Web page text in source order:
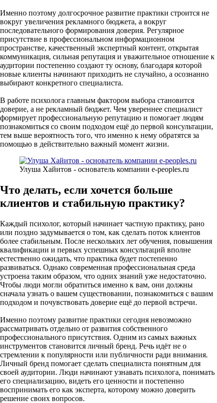
Именно поэтому долгосрочное развитие практики строится не
вокруг увеличения рекламного бюджета, а вокруг
последовательного формирования доверия. Регулярное
присутствие в профессиональном информационном
пространстве, качественный экспертный контент, открытая
коммуникация, сильная репутация и уважительное отношение к
аудитории постепенно создают ту основу, благодаря которой
новые клиенты начинают приходить не случайно, а осознанно
выбирают конкретного специалиста.
В работе психолога главным фактором выбора становится
доверие, а не рекламный бюджет. Чем увереннее специалист
формирует профессиональную репутацию и помогает людям
познакомиться со своим подходом ещё до первой консультации,
тем выше вероятность того, что именно к нему обратятся за
помощью в действительно важный момент жизни.
Улуша Хайитов - основатель компании e-peoples.ru
Что делать, если хочется больше
клиентов и стабильную практику?
Каждый психолог, который начинает частную практику, рано
или поздно задумывается о том, как сделать поток клиентов
более стабильным. После нескольких лет обучения, повышения
квалификации и первых успешных консультаций вполне
естественно ожидать, что практика будет постепенно
развиваться. Однако современная профессиональная среда
устроена таким образом, что одних знаний уже недостаточно.
Чтобы люди могли обратиться именно к вам, они должны
сначала узнать о вашем существовании, познакомиться с вашим
подходом и почувствовать доверие ещё до первой встречи.
Именно поэтому развитие практики сегодня невозможно
рассматривать отдельно от развития собственного
профессионального присутствия. Одним из самых важных
инструментов становится личный бренд. Речь идёт не о
стремлении к популярности или публичности ради внимания.
Личный бренд помогает сделать специалиста понятным для
своей аудитории. Люди начинают узнавать психолога, понимать
его специализацию, видеть его ценности и постепенно
воспринимать его как эксперта, которому можно доверить
решение своих вопросов.